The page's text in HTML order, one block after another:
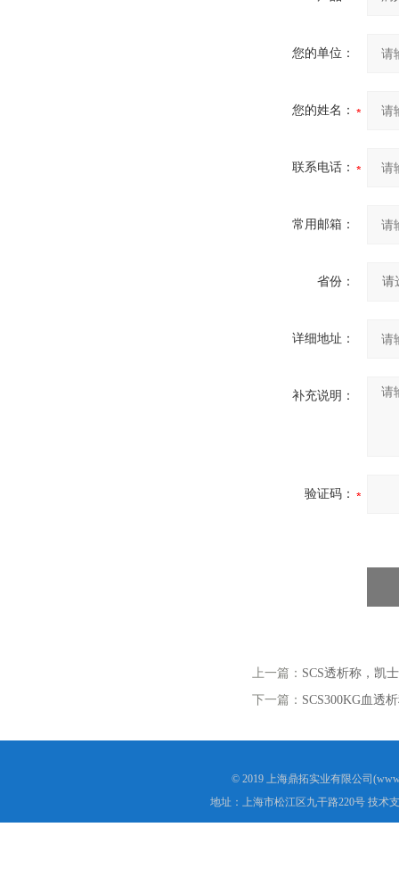
您的单位：
您的姓名：
联系电话：
常用邮箱：
省份：
详细地址：
补充说明：
验证码：
上一篇： SCS透析称，凯
下一篇： SCS300KG血透
© 2019 上海鼎拓实业有限公司
地址：上海市松江区九干路220号 技术